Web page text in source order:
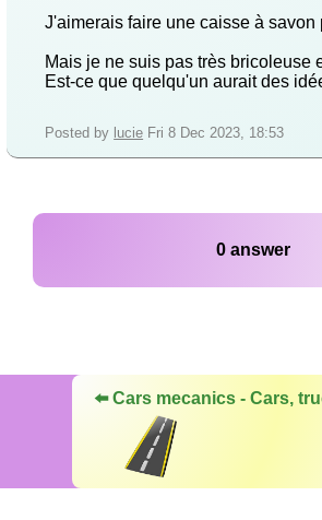
J'aimerais faire une caisse à
Mais je ne suis pas très bricoleuse
Est-ce que quelqu'un aurait des
Posted by lucie Fri 8 Dec 2023, 18:53
0 answer
⬅️ Cars mecanics - Cars,